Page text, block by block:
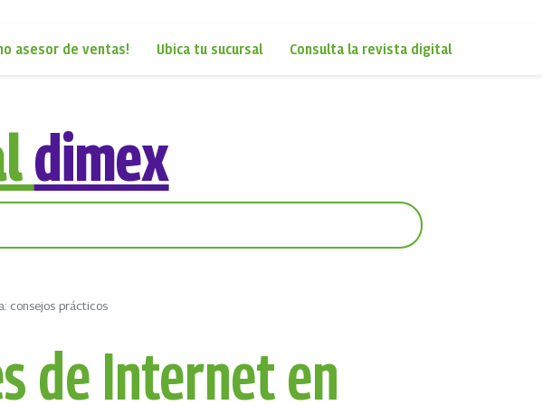
asesor de ventas! Ubica tu sucursal Consulta la revista digital
dimex
consejos prácticos
de Internet en